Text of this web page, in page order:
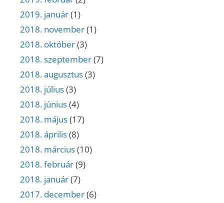
2019. január(1)
2018. november(1)
2018. október(3)
2018. szeptember(7)
2018. augusztus(3)
2018. július(3)
2018. június(4)
2018. május(17)
2018. április(8)
2018. március(10)
2018. február(9)
2018. január(7)
2017. december(6)